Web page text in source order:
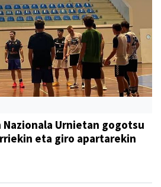
Nazionala Urnietan gogotsu
eta giro apartarekin